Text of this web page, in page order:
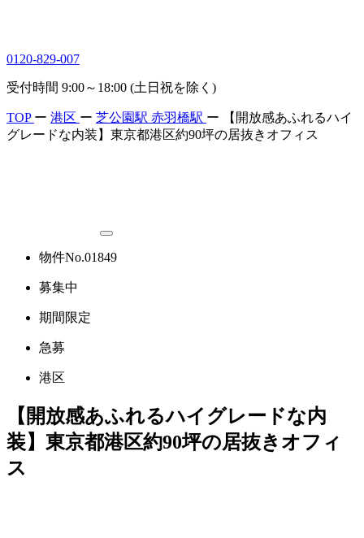
0120-829-007
受付時間 9:00～18:00 (土日祝を除く)
TOP ー 港区 ー 芝公園駅 赤羽橋駅 ー
【開放感あふれるハイ
グレードな内装】東京都港区約90坪の居抜きオフィス
物件No.01849
募集中
期間限定
急募
港区
【開放感あふれるハイグレードな内
装】東京都港区約90坪の居抜きオフィ
ス